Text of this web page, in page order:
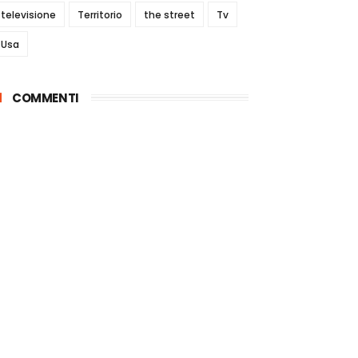
televisione Territorio the street Tv
Usa
COMMENTI